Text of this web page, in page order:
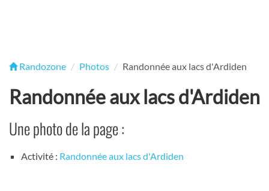
Randozone Photos Randonnée aux lacs d'Ardiden
Randonnée aux lacs d'Ardiden
Une photo de la page :
Activité : Randonnée aux lacs d'Ardiden